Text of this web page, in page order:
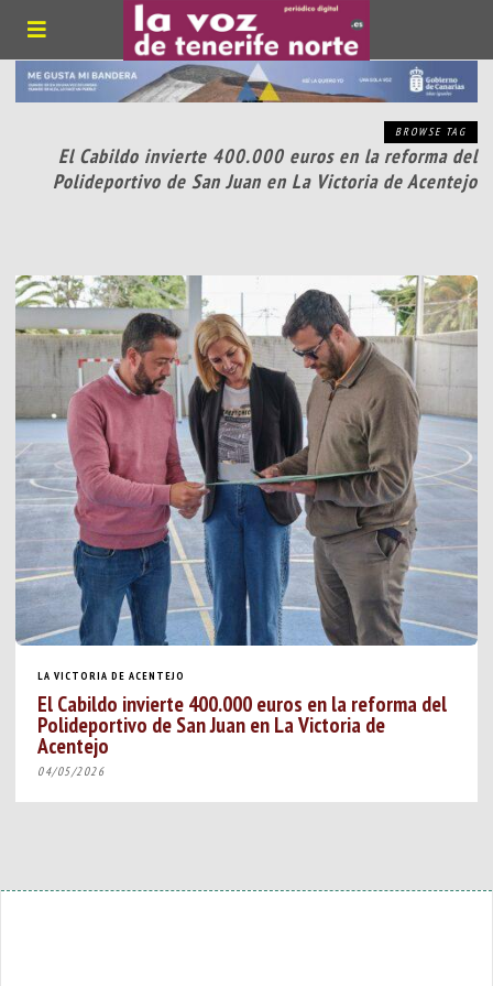
BROWSE TAG
El Cabildo invierte 400.000 euros en la reforma del
Polideportivo de San Juan en La Victoria de Acentejo
LA VICTORIA DE ACENTEJO
El Cabildo invierte 400.000 euros en la reforma del
Polideportivo de San Juan en La Victoria de
Acentejo
04/05/2026